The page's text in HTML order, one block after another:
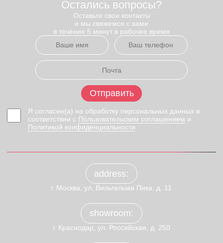
Остались вопросы?
Оставьте свои контакты
и мы свяжемся с вами
в течение 5 минут в рабочее время
Я согласен(а) на обработку персональных данных в
соответствии с Пользовательским соглашением и
Политикой конфиденциальности
Отправить
address:
г. Москва, ул. Вильгельма Пика, д. 11
showroom:
г. Краснодар, ул. Российская, д. 250